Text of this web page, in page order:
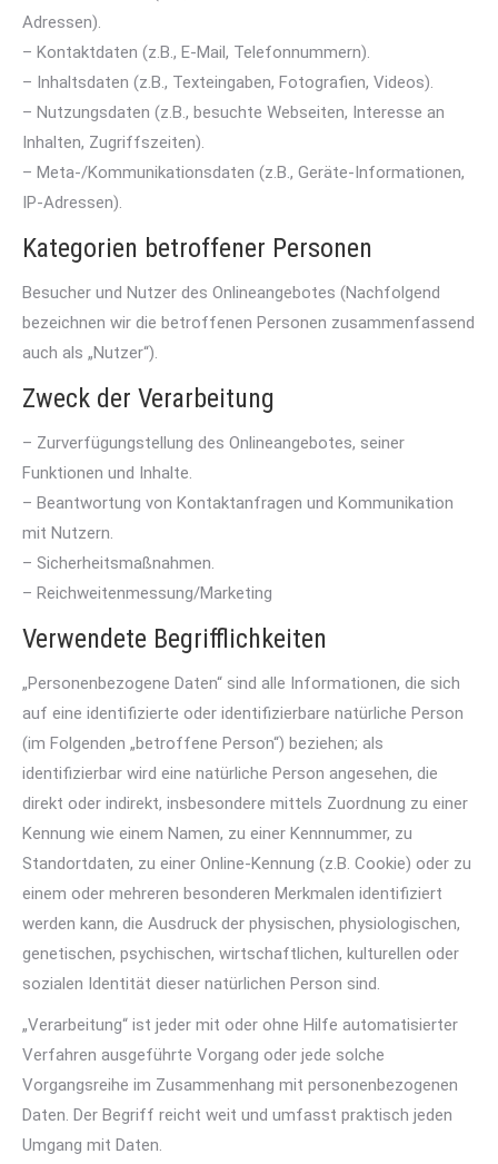
Adressen).
– Kontaktdaten (z.B., E-Mail, Telefonnummern).
– Inhaltsdaten (z.B., Texteingaben, Fotografien, Videos).
– Nutzungsdaten (z.B., besuchte Webseiten, Interesse an
Inhalten, Zugriffszeiten).
– Meta-/Kommunikationsdaten (z.B., Geräte-Informationen,
IP-Adressen).
Kategorien betroffener Personen
Besucher und Nutzer des Onlineangebotes (Nachfolgend
bezeichnen wir die betroffenen Personen zusammenfassend
auch als „Nutzer“).
Zweck der Verarbeitung
– Zurverfügungstellung des Onlineangebotes, seiner
Funktionen und Inhalte.
– Beantwortung von Kontaktanfragen und Kommunikation
mit Nutzern.
– Sicherheitsmaßnahmen.
– Reichweitenmessung/Marketing
Verwendete Begrifflichkeiten
„Personenbezogene Daten“ sind alle Informationen, die sich
auf eine identifizierte oder identifizierbare natürliche Person
(im Folgenden „betroffene Person“) beziehen; als
identifizierbar wird eine natürliche Person angesehen, die
direkt oder indirekt, insbesondere mittels Zuordnung zu einer
Kennung wie einem Namen, zu einer Kennnummer, zu
Standortdaten, zu einer Online-Kennung (z.B. Cookie) oder zu
einem oder mehreren besonderen Merkmalen identifiziert
werden kann, die Ausdruck der physischen, physiologischen,
genetischen, psychischen, wirtschaftlichen, kulturellen oder
sozialen Identität dieser natürlichen Person sind.
„Verarbeitung“ ist jeder mit oder ohne Hilfe automatisierter
Verfahren ausgeführte Vorgang oder jede solche
Vorgangsreihe im Zusammenhang mit personenbezogenen
Daten. Der Begriff reicht weit und umfasst praktisch jeden
Umgang mit Daten.